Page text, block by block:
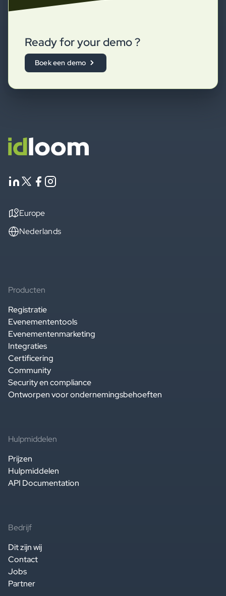
Ready for your demo ?
Boek een demo
Europe
Nederlands
Producten
Registratie
Evenemententools
Evenementenmarketing
Integraties
Certificering
Community
Security en compliance
Ontworpen voor ondernemingsbehoeften
Hulpmiddelen
Prijzen
Hulpmiddelen
API Documentation
Bedrijf
Dit zijn wij
Contact
Jobs
Partner